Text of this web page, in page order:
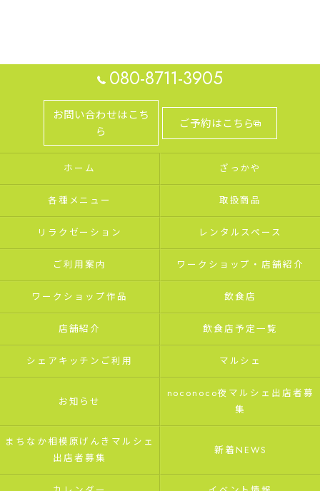
080-8711-3905
お問い合わせはこち
ら
ご予約はこちら
ホーム ざっかや
各種メニュー 取扱商品
リラクゼーション レンタルスペース
ご利用案内 ワークショップ・店舗紹介
ワークショップ作品 飲食店
店舗紹介 飲食店予定一覧
シェアキッチンご利用 マルシェ
お知らせ
noconoco夜マルシェ出店者募
集
まちなか相模原げんきマルシェ
出店者募集
新着NEWS